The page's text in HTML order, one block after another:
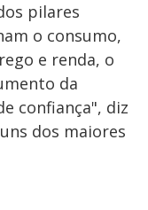
pilares
o consumo,
e renda, o
da
confiança", diz
dos maiores